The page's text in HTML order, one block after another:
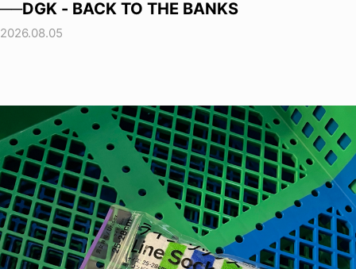
──DGK - BACK TO THE BANKS
2026.08.05